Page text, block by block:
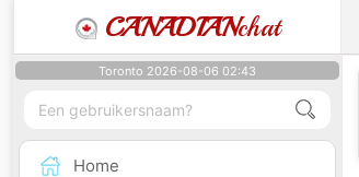
CANADIANchat
Toronto 2026-08-06 02:43
Home